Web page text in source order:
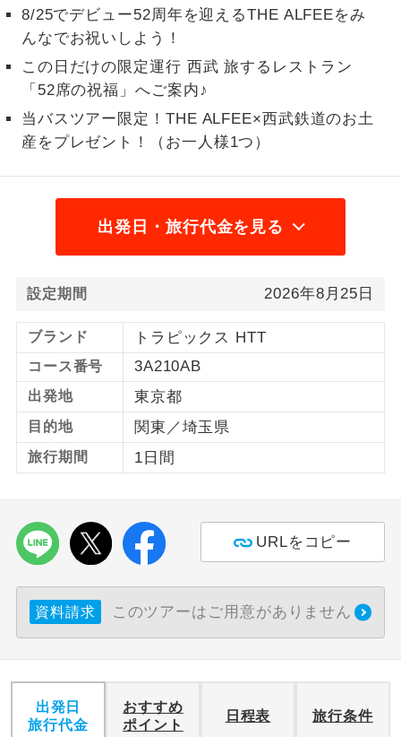
8/25でデビュー52周年を迎えるTHE ALFEEをみ
んなでお祝いしよう！
この日だけの限定運行 西武 旅するレストラン
「52席の祝福」へご案内♪
当バスツアー限定！THE ALFEE×西武鉄道のお土
産をプレゼント！（お一人様1つ）
出発日・旅行代金を見る
設定期間 2026年8月25日
ブランド トラピックス HTT
コース番号 3A210AB
出発地 東京都
目的地 関東／埼玉県
旅行期間 1日間
URLをコピー
資料請求 このツアーはご用意がありません
出発日
旅行代金
おすすめ
ポイント
日程表 旅行条件
お部屋食
だけます。
トラベルイヤ
ホン
周りの音を気にせず、ガイドさんの説明
をじっくり聞くことができます。
1名様催行
1名様から出発可能な個人型プランで
す。
2名様から出発可能な個人型プランで
す。
おひとり様参
加限定
おひとり様限定でご参加いただけるコー
スです。
1名様1室同代
1名様1室利用でも追加料金がかからない
コースです。
ご夫婦限定
ご夫婦限定でご参加いただけるコースで
す。
女性限定
女性限定でご参加いただけるコースで
す。
ご参加にあたり年齢に制限があるコース
航空会社指定
利用航空会社が指定なので、ご出発の計
画にとても便利です。
ご紹介するホテルを指定したコースで
す。
ス2席利用